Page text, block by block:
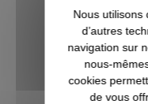
Depuis de
assiste à la
mettant en
inimaginables.
à allouer
Nous utilisons
d’autres
navigation sur
nous-
cookies
de vous